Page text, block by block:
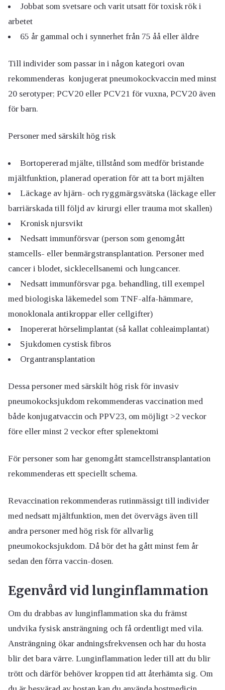
Jobbat som svetsare och varit utsatt för toxisk rök i
arbetet
65 år gammal och i synnerhet från 75 åå eller äldre
Till individer som passar in i någon kategori ovan
rekommenderas konjugerat pneumokockvaccin med minst
20 serotyper; PCV20 eller PCV21 för vuxna, PCV20 även
för barn.
Personer med särskilt hög risk
Bortopererad mjälte, tillstånd som medför bristande
mjältfunktion, planerad operation för att ta bort mjälten
Läckage av hjärn- och ryggmärgsvätska (läckage eller
barriärskada till följd av kirurgi eller trauma mot skallen)
Kronisk njursvikt
Nedsatt immunförsvar (person som genomgått
stamcells- eller benmärgstransplantation. Personer med
cancer i blodet, sicklecellsanemi och lungcancer.
Nedsatt immunförsvar pga. behandling, till exempel
med biologiska läkemedel som TNF-alfa-hämmare,
monoklonala antikroppar eller cellgifter)
Inopererat hörselimplantat (så kallat cohleaimplantat)
Sjukdomen cystisk fibros
Organtransplantation
Dessa personer med särskilt hög risk för invasiv
pneumokocksjukdom rekommenderas vaccination med
både konjugatvaccin och PPV23, om möjligt >2 veckor
före eller minst 2 veckor efter splenektomi
För personer som har genomgått stamcellstransplantation
rekommenderas ett speciellt schema.
Revaccination rekommenderas rutinmässigt till individer
med nedsatt mjältfunktion, men det övervägs även till
andra personer med hög risk för allvarlig
pneumokocksjukdom. Då bör det ha gått minst fem år
sedan den förra vaccin-dosen.
Egenvård vid lunginflammation
Om du drabbas av lunginflammation ska du främst
undvika fysisk ansträngning och få ordentligt med vila.
Ansträngning ökar andningsfrekvensen och har du hosta
blir det bara värre. Lunginflammation leder till att du blir
trött och därför behöver kroppen tid att återhämta sig. Om